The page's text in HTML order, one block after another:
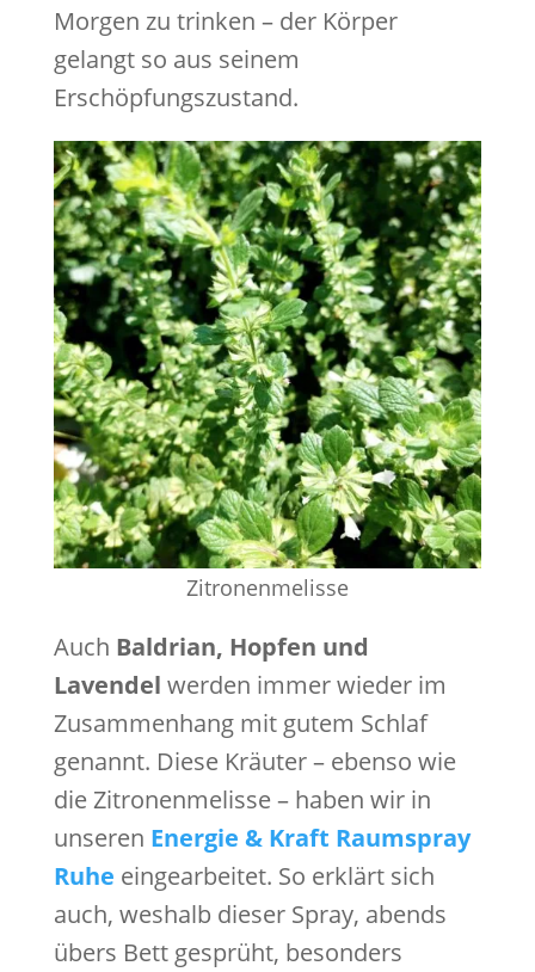
Morgen zu trinken – der Körper
gelangt so aus seinem
Erschöpfungszustand.
Zitronenmelisse
Auch Baldrian, Hopfen und
Lavendel werden immer wieder im
Zusammenhang mit gutem Schlaf
genannt. Diese Kräuter – ebenso wie
die Zitronenmelisse – haben wir in
unseren Energie & Kraft Raumspray
Ruhe eingearbeitet. So erklärt sich
auch, weshalb dieser Spray, abends
übers Bett gesprüht, besonders